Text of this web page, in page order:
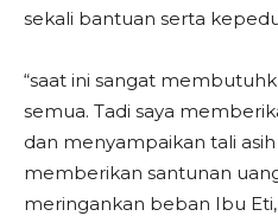
sekali bantuan serta
“saat ini sangat
semua. Tadi saya
dan menyampaikan tali
memberikan santunan
meringankan beban Ibu